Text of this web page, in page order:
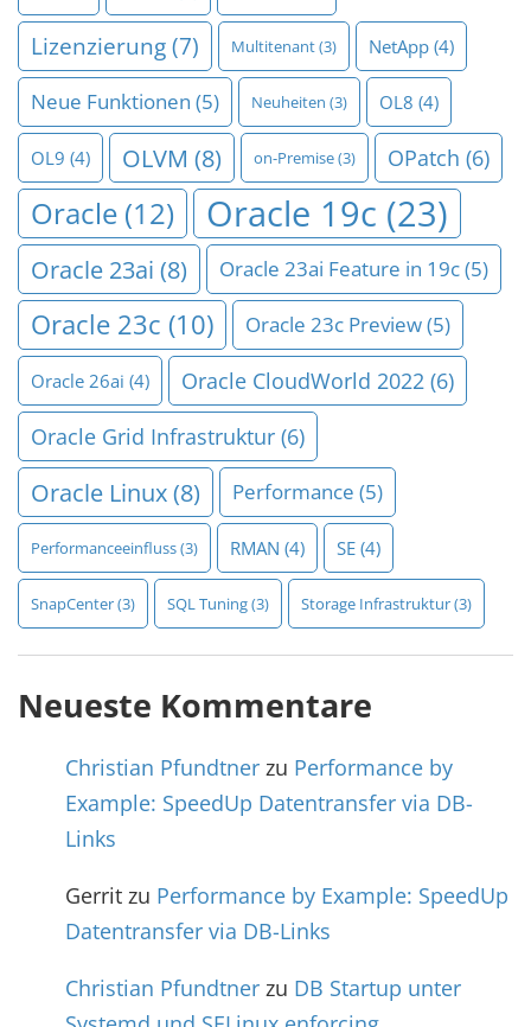
Lizenzierung(7) Multitenant(3) NetApp (4)
Neue Funktionen (5) Neuheiten (3) OL8 (4)
OL9 (4) OLVM (8) on-Premise(3) OPatch (6)
Oracle (12) Oracle 19c (23)
Oracle 23ai (8) Oracle 23ai Feature in 19c(5)
Oracle 23c (10) Oracle 23c Preview(5)
Oracle 26ai (4) Oracle CloudWorld 2022 (6)
Oracle Grid Infrastruktur (6)
Oracle Linux(8) Performance (5)
Performanceeinfluss(3) RMAN (4) SE (4)
SnapCenter(3) SQL Tuning(3) Storage Infrastruktur(3)
Neueste Kommentare
Christian Pfundtner zu Performance by
Example: SpeedUp Datentransfer via DB-
Links
Gerrit zu Performance by Example: SpeedUp
Datentransfer via DB-Links
Christian Pfundtner zu DB Startup unter